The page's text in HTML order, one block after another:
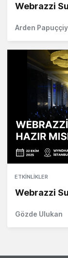
Webrazzi
Arden
ETKINLIKLER
Webrazzi
Gözde Ulukan